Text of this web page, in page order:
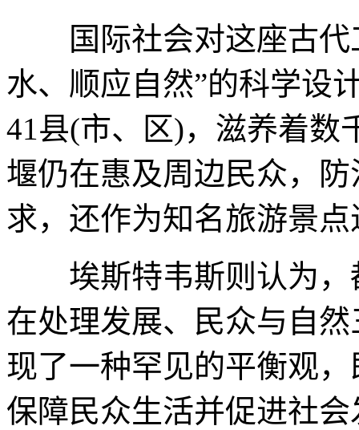
国际社会对这座古代
水、顺应自然”的科学设
41县(市、区)，滋养着数
堰仍在惠及周边民众，
求，还作为知名旅游景
埃斯特韦斯则认为，
在处理发展、民众与自
现了一种罕见的平衡观
保障民众生活并促进社会